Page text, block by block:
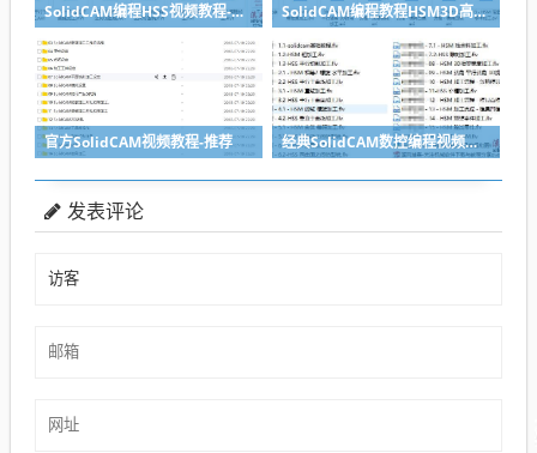
SolidCAM编程HSS视频教程-SolidWorks编程视频教程系列 SolidCAM编程教程HSM3D高速铣削加工视频教程
官方SolidCAM视频教程-推荐 经典SolidCAM数控编程视频教程2014版
发表评论